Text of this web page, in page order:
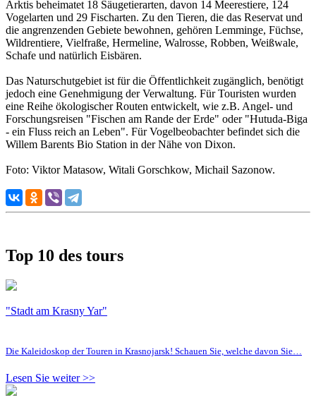
Arktis beheimatet 18 Säugetierarten, davon 14 Meerestiere, 124
Vogelarten und 29 Fischarten. Zu den Tieren, die das Reservat und
die angrenzenden Gebiete bewohnen, gehören Lemminge, Füchse,
Wildrentiere, Vielfraße, Hermeline, Walrosse, Robben, Weißwale,
Schafe und natürlich Eisbären.
Das Naturschutgebiet ist für die Öffentlichkeit zugänglich, benötigt
jedoch eine Genehmigung der Verwaltung. Für Touristen wurden
eine Reihe ökologischer Routen entwickelt, wie z.B. Angel- und
Forschungsreisen "Fischen am Rande der Erde" oder "Hutuda-Biga
- ein Fluss reich an Leben". Für Vogelbeobachter befindet sich die
Willem Barents Bio Station in der Nähe von Dixon.
Foto: Viktor Matasow, Witali Gorschkow, Michail Sazonow.
Top 10 des tours
"Stadt am Krasny Yar"
Die Kaleidoskop der Touren in Krasnojarsk! Schauen Sie, welche davon Sie…
Lesen Sie weiter >>